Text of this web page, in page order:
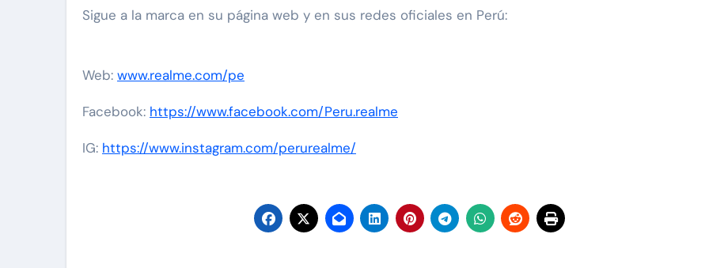
Sigue a la marca en su página web y en sus redes oficiales en Perú:
Web: www.realme.com/pe
Facebook: https://www.facebook.com/Peru.realme
IG: https://www.instagram.com/perurealme/